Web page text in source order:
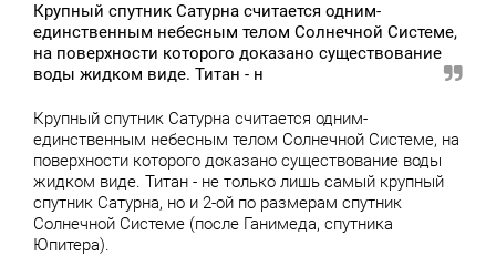
Крупный спутник Сатурна считается одним-
единственным небесным телом Солнечной Системе,
на поверхности которого доказано существование
воды жидком виде. Титан - н
Крупный спутник Сатурна считается одним-
единственным небесным телом Солнечной Системе, на
поверхности которого доказано существование воды
жидком виде. Титан - не только лишь самый крупный
спутник Сатурна, но и 2-ой по размерам спутник
Солнечной Системе (после Ганимеда, спутника
Юпитера).